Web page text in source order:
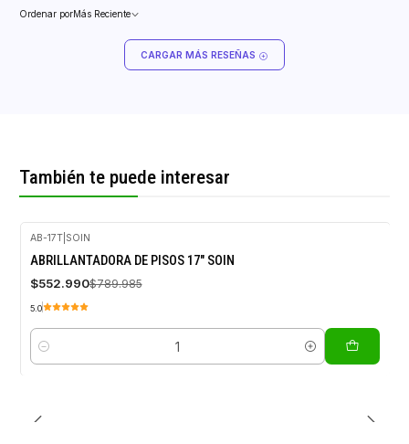
Ordenar porMás Reciente
CARGAR MÁS RESEÑAS
También te puede interesar
-30%
OFF
AB-17T| SOIN
ABRILLANTADORA DE PISOS 17" SOIN
$552.990$789.985
5.0
Cantidad